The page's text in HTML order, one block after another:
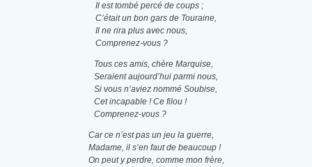
Il est tombé percé de coups ;
C’était un bon gars de Touraine,
Il ne rira plus avec nous,
Comprenez-vous ?
Tous ces amis, chère Marquise,
Seraient aujourd’hui parmi nous,
Si vous n’aviez nommé Soubise,
Cet incapable ! Ce filou !
Comprenez-vous ?
Car ce n’est pas un jeu la guerre,
Madame, il s’en faut de beaucoup !
On peut y perdre, comme mon frère,